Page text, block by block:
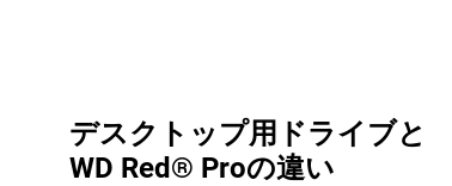
デスクトップ用ドライブと
WD Red® Proの違い